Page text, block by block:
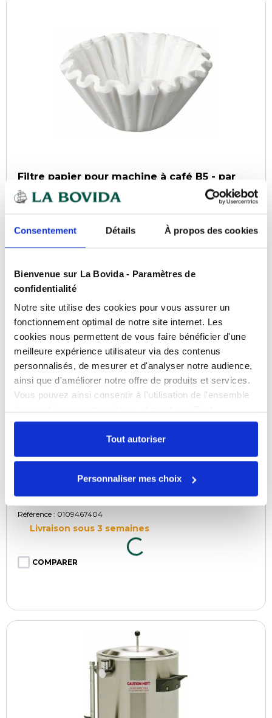
Consentement Détails À propos des cookies
Bienvenue sur La Bovida - Paramètres de
confidentialité
Notre site utilise des cookies pour vous assurer un
fonctionnement optimal de notre site internet. Les
cookies nous permettent de vous faire bénéficier d'une
meilleure expérience utilisateur via des contenus
personnalisés, de mesurer et d'analyser notre audience,
ainsi que d'améliorer notre offre de produits et services.
Vous pouvez ainsi consentir à l'utilisation de l'ensemble
autoriser". Cependant, si vous ne souhaitez autoriser que
certains types de cookies, veuillez cliquer sur
"Personnaliser mes choix".
Tout autoriser
Personnaliser mes choix
Filtre papier pour machine à café B5 - par
250
Référence : 0109008055
COMPARER
Référence : 0109467404
Livraison sous 3 semaines
COMPARER